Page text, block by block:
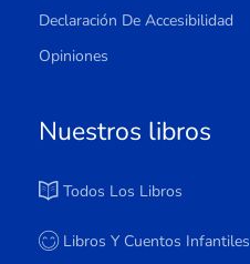
Declaración De Accesibilidad
Opiniones
Nuestros libros
Todos Los Libros
Libros Y Cuentos Infantiles